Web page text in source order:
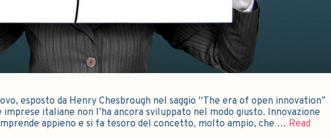
esposto da Henry Chesbrough nel saggio “The era of open innovation”
italiane non l’ha ancora sviluppato nel modo giusto. Innovazione
appieno e si fa tesoro del concetto, molto ampio, che … Read